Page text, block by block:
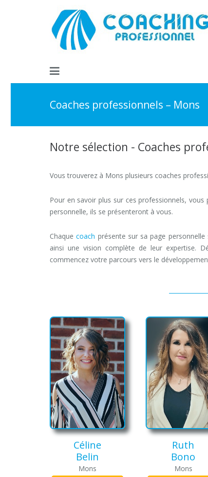
Coaches professionnels – Mons
Notre sélection - Coaches
Vous trouverez à Mons plusieurs coaches
Pour en savoir plus sur ces professionnels,
personnelle, ils se présenteront à vous.
Chaquecoach présente sur sa page
ainsi une vision complète de leur expertise.
commencez votre parcours vers le
Céline
Belin
Mons
Ruth
Bono
Mons